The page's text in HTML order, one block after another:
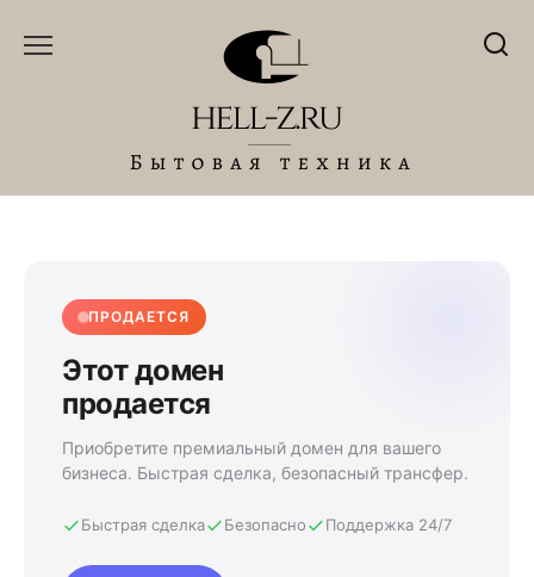
ПРОДАЕТСЯ
Этот домен
продается
Приобретите премиальный домен для вашего
бизнеса. Быстрая сделка, безопасный трансфер.
Быстрая сделка Безопасно Поддержка 24/7